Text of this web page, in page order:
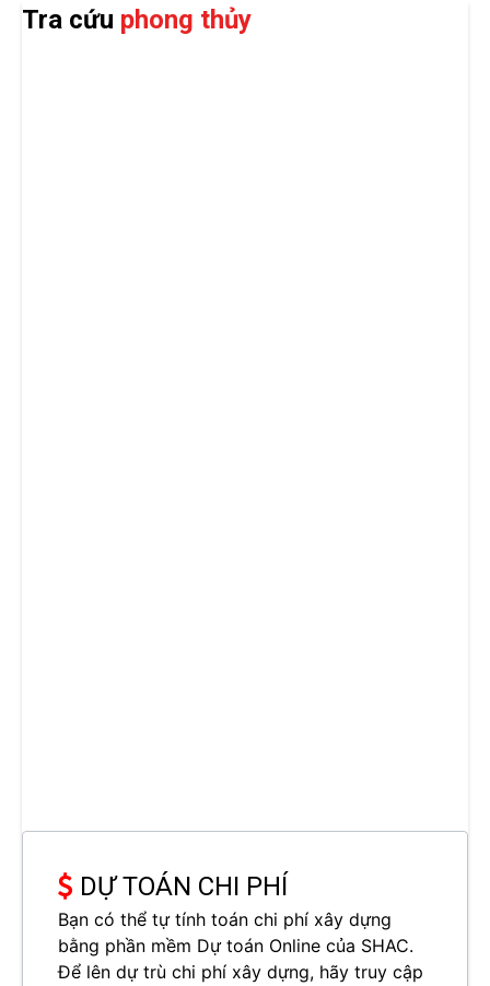
Tra cứu phong thủy
DỰ TOÁN CHI PHÍ
Bạn có thể tự tính toán chi phí xây dựng
bằng phần mềm Dự toán Online của SHAC.
Để lên dự trù chi phí xây dựng, hãy truy cập